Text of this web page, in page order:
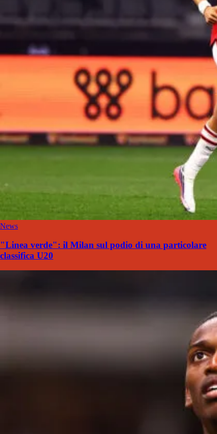
News
"Linea verde": il Milan sul podio di una particolare
classifica U20